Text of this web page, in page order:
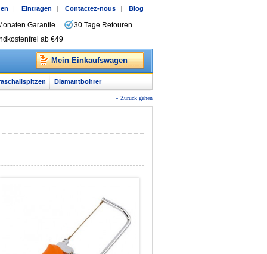
| Eintragen | Contactez-nous | Blog
Garantie
30 Tage Retouren
ab €49
Mein Einkaufswagen
Diamantbohrer
« Zurück gehen